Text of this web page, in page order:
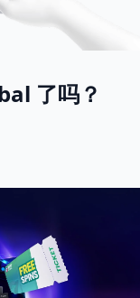
了吗？